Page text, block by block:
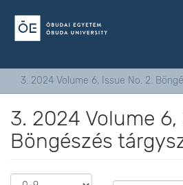
3. 2024 Volume 6, Issue No. 2.
3. 2024 Volume 6,
Böngészés